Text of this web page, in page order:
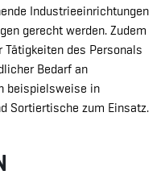
Industrieeinrichtungen
gerecht werden. Zudem
des Personals
Bedarf an
beispielsweise in
Sortiertische zum Einsatz.